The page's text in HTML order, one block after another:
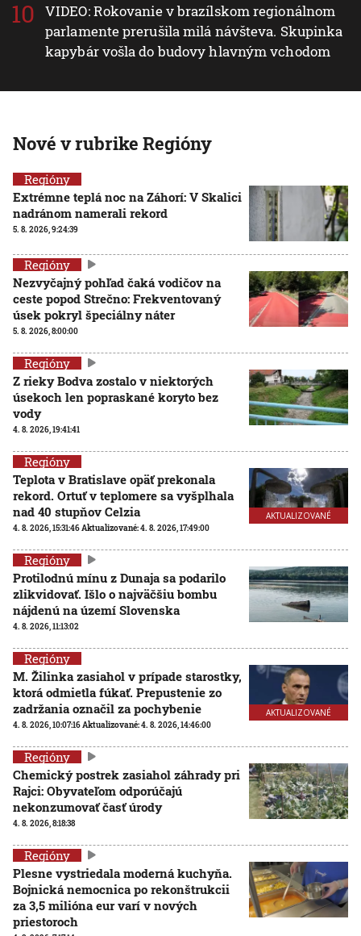
VIDEO: Rokovanie v brazílskom regionálnom
parlamente prerušila milá návšteva. Skupinka
kapybár vošla do budovy hlavným vchodom
Nové v rubrike Regióny
Regióny
Extrémne teplá noc na Záhorí: V Skalici
nadránom namerali rekord
5. 8. 2026, 9:24:39
Regióny
Nezvyčajný pohľad čaká vodičov na
ceste popod Strečno: Frekventovaný
úsek pokryl špeciálny náter
5. 8. 2026, 8:00:00
Regióny
Z rieky Bodva zostalo v niektorých
úsekoch len popraskané koryto bez
vody
4. 8. 2026, 19:41:41
AKTUALIZOVANÉ
Regióny
Teplota v Bratislave opäť prekonala
rekord. Ortuť v teplomere sa vyšplhala
nad 40 stupňov Celzia
4. 8. 2026, 15:31:46Aktualizované:4. 8. 2026, 17:49:00
Regióny
Protilodnú mínu z Dunaja sa podarilo
zlikvidovať. Išlo o najväčšiu bombu
nájdenú na území Slovenska
4. 8. 2026, 11:13:02
AKTUALIZOVANÉ
Regióny
M. Žilinka zasiahol v prípade starostky,
ktorá odmietla fúkať. Prepustenie zo
zadržania označil za pochybenie
4. 8. 2026, 10:07:16Aktualizované:4. 8. 2026, 14:46:00
Regióny
Chemický postrek zasiahol záhrady pri
Rajci: Obyvateľom odporúčajú
nekonzumovať časť úrody
4. 8. 2026, 8:18:38
Regióny
Plesne vystriedala moderná kuchyňa.
Bojnická nemocnica po rekonštrukcii
za 3,5 milióna eur varí v nových
priestoroch